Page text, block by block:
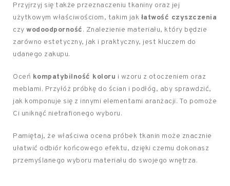
Przyjrzyj się także przeznaczeniu tkaniny oraz jej
użytkowym właściwościom, takim jak łatwość czyszczenia
czy wodoodporność. Znalezienie materiału, który będzie
zarówno estetyczny, jak i praktyczny, jest kluczem do
udanego zakupu.
Oceń kompatybilność koloru i wzoru z otoczeniem oraz
meblami. Przyłóż próbkę do ścian i podłóg, aby sprawdzić,
jak komponuje się z innymi elementami aranżacji. To pomoże
Ci uniknąć nietrafionego wyboru.
Pamiętaj, że właściwa ocena próbek tkanin może znacznie
ułatwić odbiór końcowego efektu, dzięki czemu dokonasz
przemyślanego wyboru materiału do swojego wnętrza.